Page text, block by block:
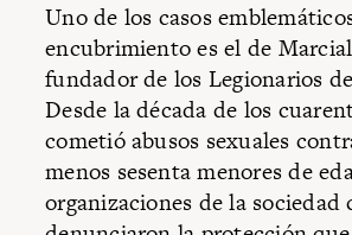
Uno de los casos
encubrimiento es el de
fundador de los Legionarios
Desde la década de los
cometió abusos sexuales
menos sesenta menores de
organizaciones de la sociedad